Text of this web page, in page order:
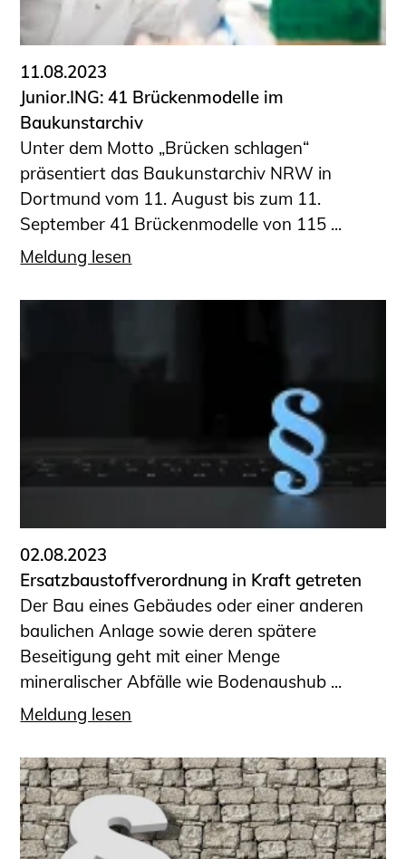
Informationen für Fortbildungsträger
Anträge, Anzeigen, Formulare
Fortbildung/Seminare
Informationen für Ingenieurinnen
und Ingenieure
Recht
Planungswettbewerbe
Publikationen
Stellenbörse
Staatlich anerkannte Sachverständige
Qualifizierte Tragwerksplaner/-innen
Funktionsprüfung privater
Abwasserleitungen
Büronachfolge
Zusatzqualifikationen
Geschützter Bereich
Informationen für Auftraggeber und
Verbraucher
Ingenieursuche (Mitglieder der IK-Bau
NRW)
Bauherren-ABC
Informationen für Schülerinnen,
Schüler und Studierende
Projekte für Schülerinnen und Schüler
11.08.2023
Junior.ING: 41 Brückenmodelle im
Baukunstarchiv
Unter dem Motto „Brücken schlagen“
präsentiert das Baukunstarchiv NRW in
Dortmund vom 11. August bis zum 11.
September 41 Brückenmodelle von 115 ...
Meldung lesen
02.08.2023
Ersatzbaustoffverordnung in Kraft getreten
Der Bau eines Gebäudes oder einer anderen
baulichen Anlage sowie deren spätere
Beseitigung geht mit einer Menge
mineralischer Abfälle wie Bodenaushub ...
Meldung lesen